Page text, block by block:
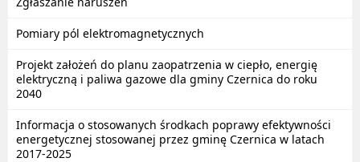
Pomiary pól elektromagnetycznych
Projekt założeń do planu zaopatrzenia w ciepło, energię
elektryczną i paliwa gazowe dla gminy Czernica do roku
2040
Informacja o stosowanych środkach poprawy efektywności
energetycznej stosowanej przez gminę Czernica w latach
2017-2025